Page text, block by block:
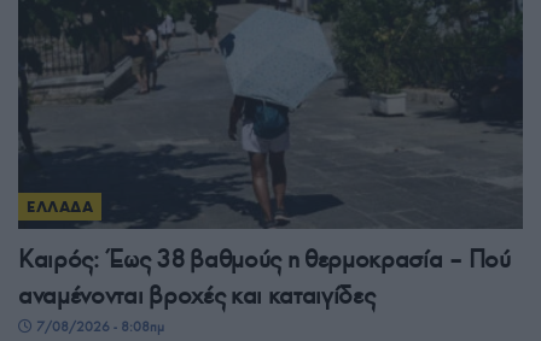
ΕΛΛΑΔΑ
Καιρός: Έως 38 βαθμούς η θερμοκρασία – Πού
αναμένονται βροχές και καταιγίδες
7/08/2026 - 8:08πμ